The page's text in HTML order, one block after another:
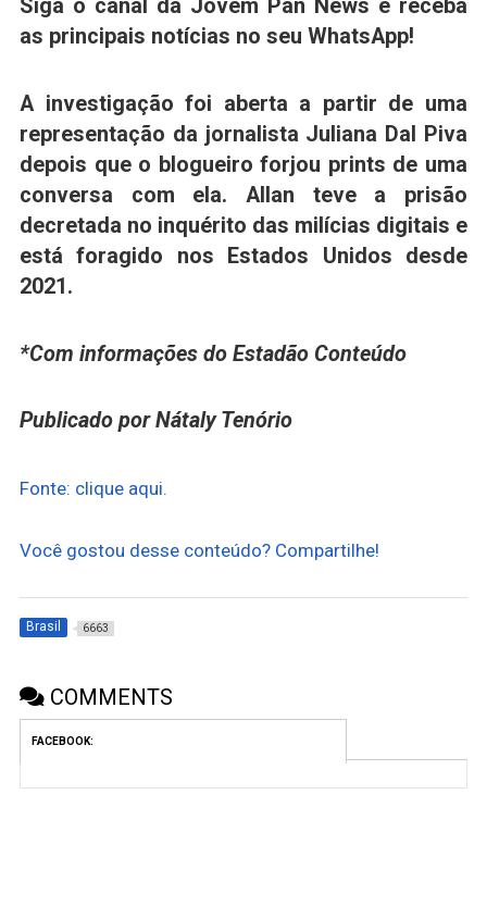
Siga o canal da Jovem Pan News e receba
as principais notícias no seu WhatsApp!
A investigação foi aberta a partir de uma
representação da jornalista Juliana Dal Piva
depois que o blogueiro forjou prints de uma
conversa com ela. Allan teve a prisão
decretada no inquérito das milícias digitais e
está foragido nos
Estados Unidos desde
2021.
*Com informações do Estadão Conteúdo
Publicado por Nátaly Tenório
Fonte: clique aqui.
Você gostou desse conteúdo? Compartilhe!
Brasil 6663
COMMENTS
FACEBOOK: